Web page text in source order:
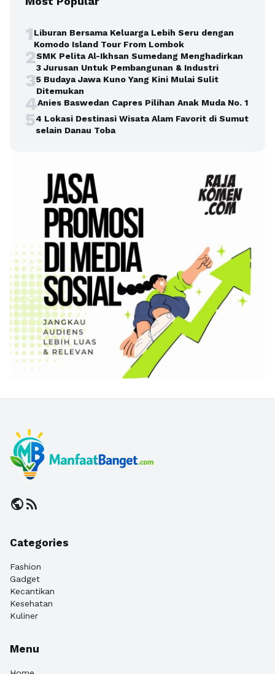
1Liburan Bersama Keluarga Lebih Seru dengan
Komodo Island Tour From Lombok
2SMK Pelita Al-Ikhsan Sumedang Menghadirkan
3 Jurusan Untuk Pembangunan & Industri
35 Budaya Jawa Kuno Yang Kini Mulai Sulit
Ditemukan
4Anies Baswedan Capres Pilihan Anak Muda No. 1
54 Lokasi Destinasi Wisata Alam Favorit di Sumut
selain Danau Toba
publicrss_feed
Categories
Fashion
Gadget
Kecantikan
Kesehatan
Kuliner
Menu